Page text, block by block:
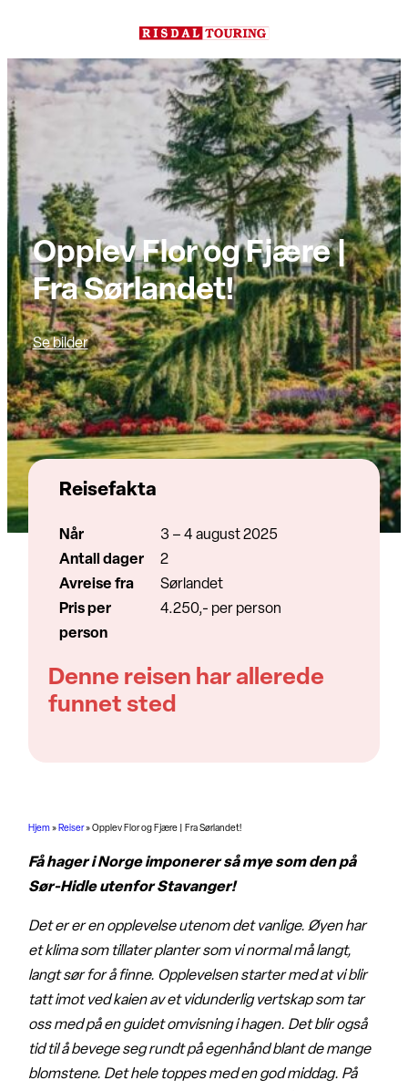
innhold
Opplev Flor og Fjære |
Fra Sørlandet!
Se bilder
Hjem» Reiser»Opplev Flor og Fjære | Fra Sørlandet!
Få hager i Norge imponerer så mye som den på
Sør-Hidle utenfor Stavanger!
Det er er en opplevelse utenom det vanlige. Øyen har
et klima som tillater planter som vi normal må langt,
langt sør for å finne. Opplevelsen starter med at vi blir
tatt imot ved kaien av et vidunderlig vertskap som tar
oss med på en guidet omvisning i hagen. Det blir også
tid til å bevege seg rundt på egenhånd blant de mange
blomstene. Det hele toppes med en god middag. På
Reisefakta
Når
3 – 4 august 2025
Antall dager
2
Avreise fra
Sørlandet
Pris per
person
4.250,- per person
Denne reisen har allerede
funnet sted